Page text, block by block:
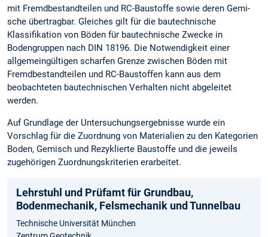
mit Fremdbe­standteilen und RC-Baustoffe sowie deren Gemi­
sche übertragbar. Gleiches gilt für die bautechni­sche
Klassifikation von Böden für bautechnische Zwecke in
Bodengruppen nach DIN 18196. Die Notwendigkeit einer
allgemeingültigen scharfen Grenze zwischen Böden mit
Fremdbestandteilen und RC-Baustoffen kann aus dem
beobachteten bautechnischen Verhalten nicht abgeleitet
werden.
Auf Grundlage der Untersuchungsergebnisse wur­de ein
Vorschlag für die Zuordnung von Materia­lien zu den Kategorien
Boden, Gemisch und Rezyklierte Baustoffe und die jeweils
zugehörigen Zuordnungskriterien erarbeitet.
Lehrstuhl und Prüfamt für Grundbau,
Bodenmechanik, Felsmechanik und Tunnelbau
Technische Universität München